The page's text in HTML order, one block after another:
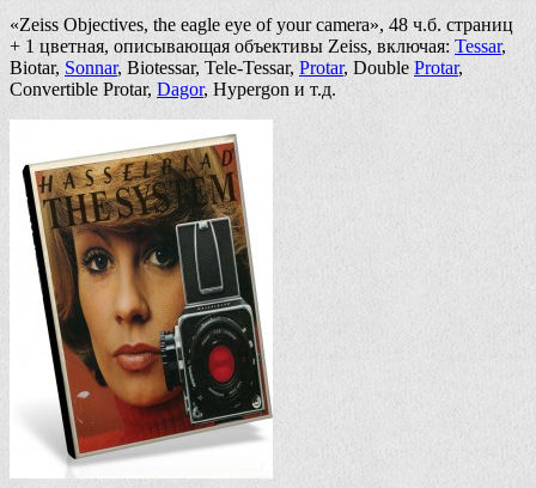
«Zeiss Objectives, the eagle eye of your camera», 48 ч.б. страниц
+ 1 цветная, описывающая объективы Zeiss, включая: Tessar,
Biotar, Sonnar, Biotessar, Tele-Tessar, Protar, Double Protar,
Convertible Protar, Dagor, Hypergon и т.д.